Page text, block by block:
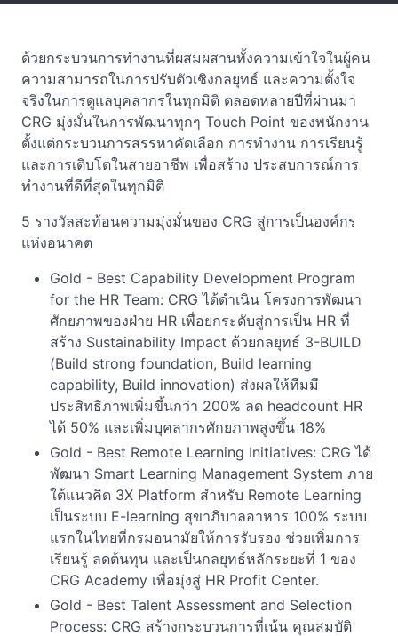
ด้วยกระบวนการทำงานที่ผสมผสานทั้งความเข้าใจในผู้คน
ความสามารถในการปรับตัวเชิงกลยุทธ์ และความตั้งใจ
จริงในการดูแลบุคลากรในทุกมิติ ตลอดหลายปีที่ผ่านมา
CRG มุ่งมั่นในการพัฒนาทุกๆ Touch Point ของพนักงาน
ตั้งแต่กระบวนการสรรหาคัดเลือก การทำงาน การเรียนรู้
และการเติบโตในสายอาชีพ เพื่อสร้าง ประสบการณ์การ
ทำงานที่ดีที่สุดในทุกมิติ
5 รางวัลสะท้อนความมุ่งมั่นของ CRG สู่การเป็นองค์กร
แห่งอนาคต
Gold - Best Capability Development Program
for the HR Team: CRG ได้ดำเนิน โครงการพัฒนา
ศักยภาพของฝ่าย HR เพื่อยกระดับสู่การเป็น HR ที่
สร้าง Sustainability Impact ด้วยกลยุทธ์ 3-BUILD
(Build strong foundation, Build learning
capability, Build innovation) ส่งผลให้ทีมมี
ประสิทธิภาพเพิ่มขึ้นกว่า 200% ลด headcount HR
ได้ 50% และเพิ่มบุคลากรศักยภาพสูงขึ้น 18%
Gold - Best Remote Learning Initiatives: CRG ได้
พัฒนา Smart Learning Management System ภาย
ใต้แนวคิด 3X Platform สำหรับ Remote Learning
เป็นระบบ E-learning สุขาภิบาลอาหาร 100% ระบบ
แรกในไทยที่กรมอนามัยให้การรับรอง ช่วยเพิ่มการ
เรียนรู้ ลดต้นทุน และเป็นกลยุทธ์หลักระยะที่ 1 ของ
CRG Academy เพื่อมุ่งสู่ HR Profit Center.
Gold - Best Talent Assessment and Selection
Process: CRG สร้างกระบวนการที่เน้น คุณสมบัติ